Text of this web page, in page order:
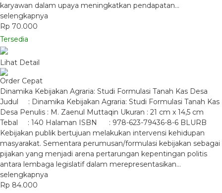
karyawan dalam upaya meningkatkan pendapatan…
selengkapnya
Rp 70.000
Tersedia
Lihat Detail
Order Cepat
Dinamika Kebijakan Agraria: Studi Formulasi Tanah Kas Desa
Judul : Dinamika Kebijakan Agraria: Studi Formulasi Tanah Kas
Desa Penulis : M. Zaenul Muttaqin Ukuran : 21 cm x 14,5 cm
Tebal : 140 Halaman ISBN : 978-623-79436-8-6 BLURB
Kebijakan publik bertujuan melakukan intervensi kehidupan
masyarakat. Sementara perumusan/formulasi kebijakan sebagai
pijakan yang menjadi arena pertarungan kepentingan politis
antara lembaga legislatif dalam merepresentasikan…
selengkapnya
Rp 84.000